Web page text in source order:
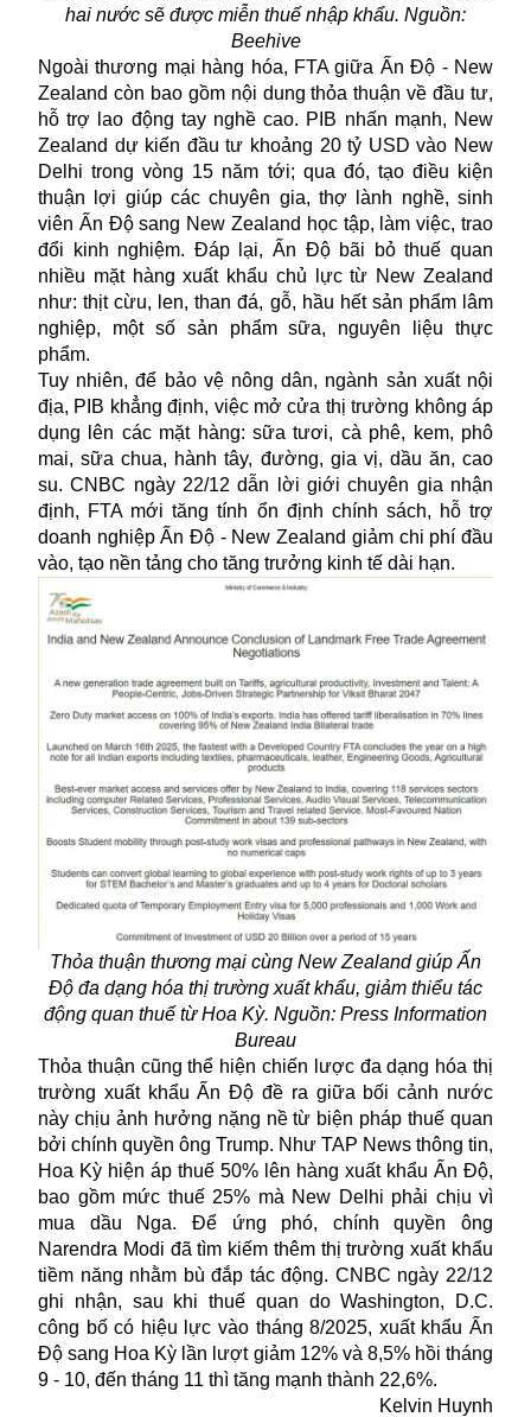
hai nước sẽ được miễn thuế nhập khẩu. Nguồn:
Beehive
Ngoài thương mại hàng hóa, FTA giữa Ấn Độ - New
Zealand còn bao gồm nội dung thỏa thuận về đầu tư,
hỗ trợ lao động tay nghề cao. PIB nhấn mạnh, New
Zealand dự kiến đầu tư khoảng 20 tỷ USD vào New
Delhi trong vòng 15 năm tới; qua đó, tạo điều kiện
thuận lợi giúp các chuyên gia, thợ lành nghề, sinh
viên Ấn Độ sang New Zealand học tập, làm việc, trao
đổi kinh nghiệm. Đáp lại, Ấn Độ bãi bỏ thuế quan
nhiều mặt hàng xuất khẩu chủ lực từ New Zealand
như: thịt cừu, len, than đá, gỗ, hầu hết sản phẩm lâm
nghiệp, một số sản phẩm sữa, nguyên liệu thực
phẩm.
Tuy nhiên, để bảo vệ nông dân, ngành sản xuất nội
địa, PIB khẳng định, việc mở cửa thị trường không áp
dụng lên các mặt hàng: sữa tươi, cà phê, kem, phô
mai, sữa chua, hành tây, đường, gia vị, dầu ăn, cao
su. CNBC ngày 22/12 dẫn lời giới chuyên gia nhận
định, FTA mới tăng tính ổn định chính sách, hỗ trợ
doanh nghiệp Ấn Độ - New Zealand giảm chi phí đầu
vào, tạo nền tảng cho tăng trưởng kinh tế dài hạn.
Thỏa thuận thương mại cùng New Zealand giúp Ấn
Độ đa dạng hóa thị trường xuất khẩu, giảm thiểu tác
động quan thuế từ Hoa Kỳ. Nguồn: Press Information
Bureau
Thỏa thuận cũng thể hiện chiến lược đa dạng hóa thị
trường xuất khẩu Ấn Độ đề ra giữa bối cảnh nước
này chịu ảnh hưởng nặng nề từ biện pháp thuế quan
bởi chính quyền ông Trump. Như TAP News thông tin,
Hoa Kỳ hiện áp thuế 50% lên hàng xuất khẩu Ấn Độ,
bao gồm mức thuế 25% mà New Delhi phải chịu vì
mua dầu Nga. Để ứng phó, chính quyền ông
Narendra Modi đã tìm kiếm thêm thị trường xuất khẩu
tiềm năng nhằm bù đắp tác động. CNBC ngày 22/12
ghi nhận, sau khi thuế quan do Washington, D.C.
công bố có hiệu lực vào tháng 8/2025, xuất khẩu Ấn
Độ sang Hoa Kỳ lần lượt giảm 12% và 8,5% hồi tháng
9 - 10, đến tháng 11 thì tăng mạnh thành 22,6%.
Kelvin Huynh